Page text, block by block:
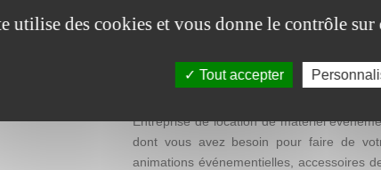
Loca Concept :
Vous recherchez une décoration facile à
Besoin de visibilité pour une action
Entreprise de location de matériel
dont vous avez besoin pour faire de
animations événementielles, accessoires
utilise des cookies et vous donne le contrôle
Tout accepter